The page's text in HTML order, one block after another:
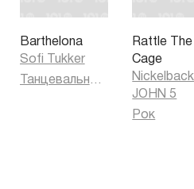
Barthelona
Sofi Tukker
Танцевальная музыка
Rattle The
Cage
Nickelback
JOHN 5
Рок